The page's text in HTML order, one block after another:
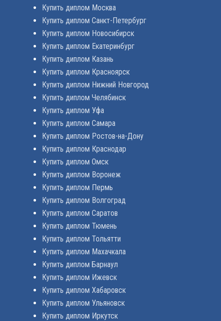
Купить диплом Москва
Купить диплом Санкт-Петербург
Купить диплом Новосибирск
Купить диплом Екатеринбург
Купить диплом Казань
Купить диплом Красноярск
Купить диплом Нижний Новгород
Купить диплом Челябинск
Купить диплом Уфа
Купить диплом Самара
Купить диплом Ростов-на-Дону
Купить диплом Краснодар
Купить диплом Омск
Купить диплом Воронеж
Купить диплом Пермь
Купить диплом Волгоград
Купить диплом Саратов
Купить диплом Тюмень
Купить диплом Тольятти
Купить диплом Махачкала
Купить диплом Барнаул
Купить диплом Ижевск
Купить диплом Хабаровск
Купить диплом Ульяновск
Купить диплом Иркутск